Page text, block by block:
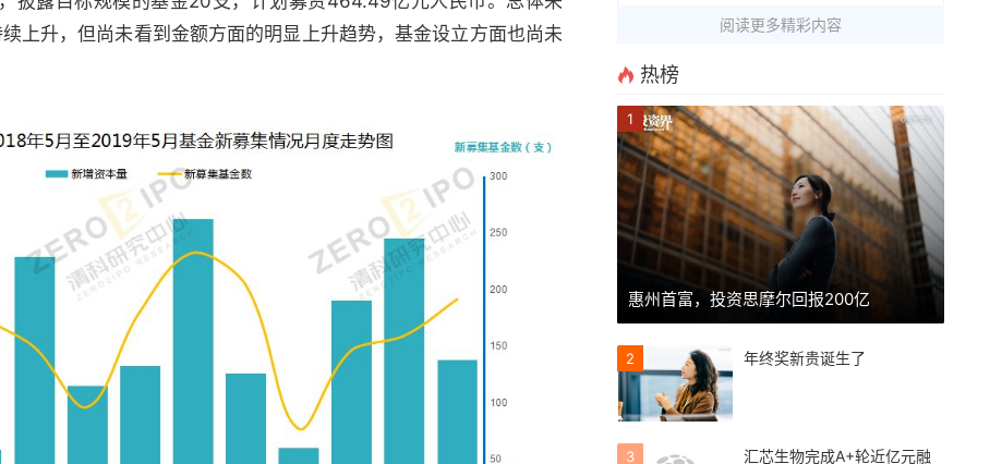
上升，但尚未看到金额方面的明显上升趋势，基金设立方面也尚未
阅读更多精彩内容
热榜
1
惠州首富，投资思摩尔回报200亿
2 年终奖新贵诞生了
3
汇芯生物完成A+轮近亿元融